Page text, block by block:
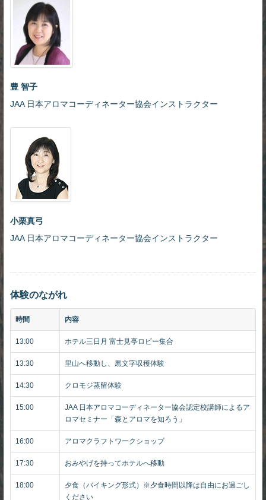
豊 智子
JAA 日本アロマコーディネーター協会インストラクター
小栗真弓
JAA 日本アロマコーディネーター協会インストラクター
体験のながれ
時間 内容
13:00 ホテル三日月 富士見亭ロビー集合
13:30 里山へ移動し、黒文字収穫体験
14:30 クロモジ蒸留体験
15:00
JAA 日本アロマコーディネーター協会認定校講師によるア
ロマセミナー「森とアロマを知ろう」
16:00 アロマクラフトワークショップ
17:30 おみやげを持ってホテルへ移動
18:00
夕食（バイキング形式）※夕食時間以降は自由にお過ごし
ください